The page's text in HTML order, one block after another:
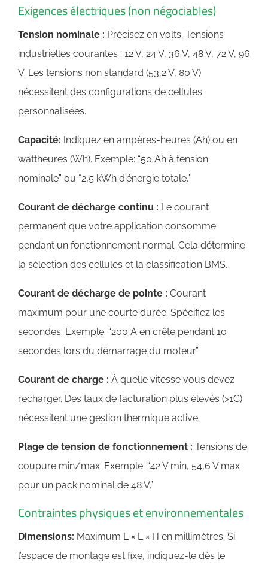
Exigences électriques (non négociables)
Tension nominale : Précisez en volts. Tensions
industrielles courantes : 12 V, 24 V, 36 V, 48 V, 72 V, 96
V. Les tensions non standard (53,2 V, 80 V)
nécessitent des configurations de cellules
personnalisées.
Capacité: Indiquez en ampères-heures (Ah) ou en
wattheures (Wh). Exemple: “50 Ah à tension
nominale” ou “2,5 kWh d'énergie totale.”
Courant de décharge continu : Le courant
permanent que votre application consomme
pendant un fonctionnement normal. Cela détermine
la sélection des cellules et la classification BMS.
Courant de décharge de pointe : Courant
maximum pour une courte durée. Spécifiez les
secondes. Exemple: “200 A en crête pendant 10
secondes lors du démarrage du moteur.”
Courant de charge : À quelle vitesse vous devez
recharger. Des taux de facturation plus élevés (>1C)
nécessitent une gestion thermique active.
Plage de tension de fonctionnement : Tensions de
coupure min/max. Exemple: “42 V min, 54,6 V max
pour un pack nominal de 48 V.”
Contraintes physiques et environnementales
Dimensions: Maximum L × L × H en millimètres. Si
l’espace de montage est fixe, indiquez-le dès le